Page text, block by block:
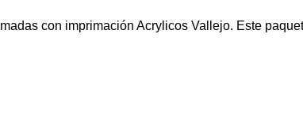
con imprimación Acrylicos Vallejo. Este